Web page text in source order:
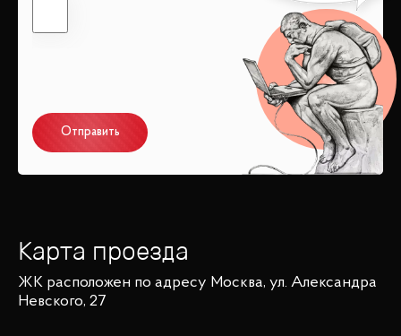
Отправить
Карта проезда
ЖК расположен по адресу Москва, ул. Александра
Невского, 27